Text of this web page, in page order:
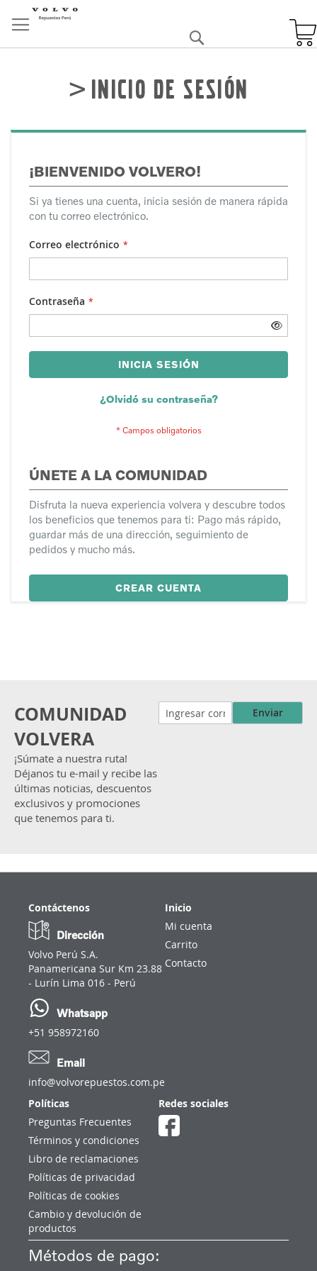
to
Content
Inicio de sesión
¡BIENVENIDO VOLVERO!
Si ya tienes una cuenta, inicia sesión de manera rápida
con tu correo electrónico.
Correo electrónico
Contraseña
INICIA SESIÓN
¿Olvidó su contraseña?
ÚNETE A LA COMUNIDAD
Disfruta la nueva experiencia volvera y descubre todos
los beneficios que tenemos para ti: Pago más rápido,
guardar más de una dirección, seguimiento de
pedidos y mucho más.
CREAR CUENTA
COMUNIDAD
VOLVERA
¡Súmate a nuestra ruta!
Déjanos tu e-mail y recibe las
últimas noticias, descuentos
exclusivos y promociones
que tenemos para ti.
Enviar
Contáctenos
Dirección
Volvo Perú S.A.
Panamericana Sur Km 23.88
- Lurín Lima 016 - Perú
Whatsapp
+51 958972160
Email
info@volvorepuestos.com.pe
Inicio
Mi cuenta
Carrito
Contacto
Políticas
Preguntas Frecuentes
Términos y condiciones
Libro de reclamaciones
Políticas de privacidad
Políticas de cookies
Cambio y devolución de
productos
Redes sociales
Métodos de pago: